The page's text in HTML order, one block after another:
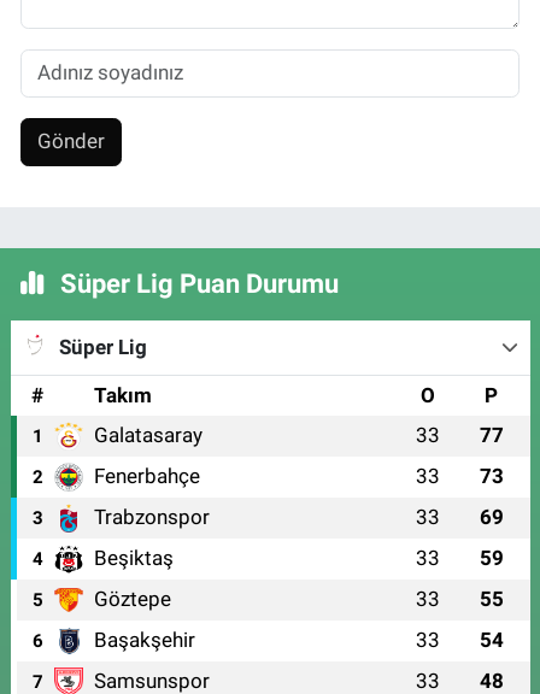
Gönder
Süper Lig Puan Durumu
Süper Lig
#
Takım O P
1 Galatasaray 33 77
2 Fenerbahçe 33 73
3 Trabzonspor 33 69
4 Beşiktaş 33 59
5 Göztepe 33 55
6 Başakşehir 33 54
7 Samsunspor 33 48